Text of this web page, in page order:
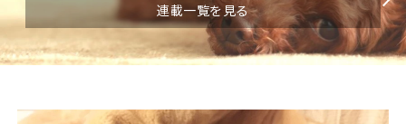
連載一覧を見る